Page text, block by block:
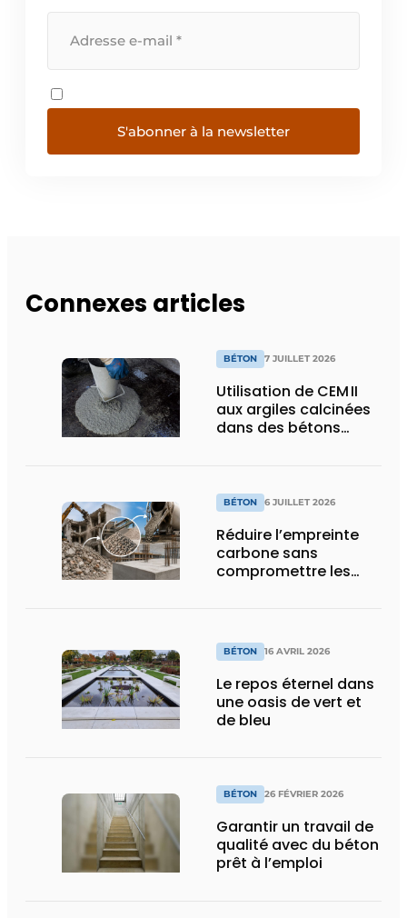
S'abonner à la newsletter
Connexes articles
BÉTON 7 JUILLET 2026
Utilisation de CEM II
aux argiles calcinées
dans des bétons
BÉTON 6 JUILLET 2026
Réduire l’empreinte
carbone sans
compromettre les
BÉTON 16 AVRIL 2026
Le repos éternel dans
une oasis de vert et
de bleu
BÉTON 26 FÉVRIER 2026
Garantir un travail de
qualité avec du béton
prêt à l’emploi